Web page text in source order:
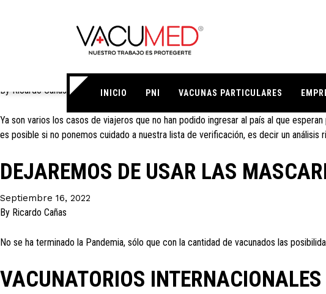
INICIO PNI VACUNAS PARTICULARES
LISTA DE VERIFICACION PARA UN
Septiembre 26, 2022
By Ricardo Cañas
Ya son varios los casos de viajeros que no han podido ingresar al país al que
es posible si no ponemos cuidado a nuestra lista de verificación, es decir un análisis
DEJAREMOS DE USAR LAS
Septiembre 16, 2022
By Ricardo Cañas
No se ha terminado la Pandemia, sólo que con la cantidad de vacunados las
VACUNATORIOS INTERNACIONALES